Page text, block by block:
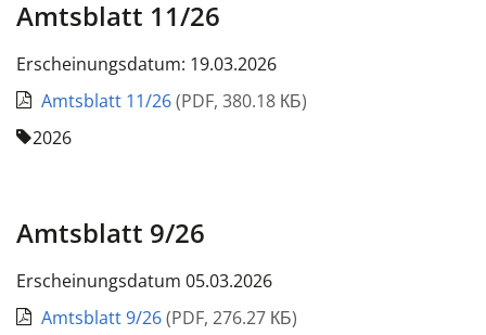
Amtsblatt 11/26
Erscheinungsdatum: 19.03.2026
Amtsblatt 11/26(PDF, 380.18 КБ)
2026
Amtsblatt 9/26
Erscheinungsdatum 05.03.2026
Amtsblatt 9/26(PDF, 276.27 КБ)